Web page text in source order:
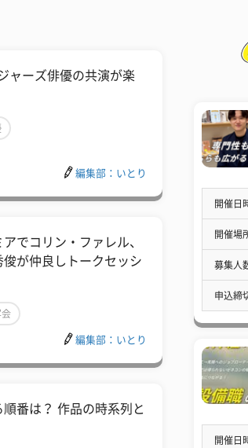
ャーズ俳優の共演が楽
編集部：いとり
でコリン・ファレル、
が仲良しトークセッシ
会
編集部：いとり
順番は？ 作品の時系列と
開催日
開催場
募集人
申込締
開催日